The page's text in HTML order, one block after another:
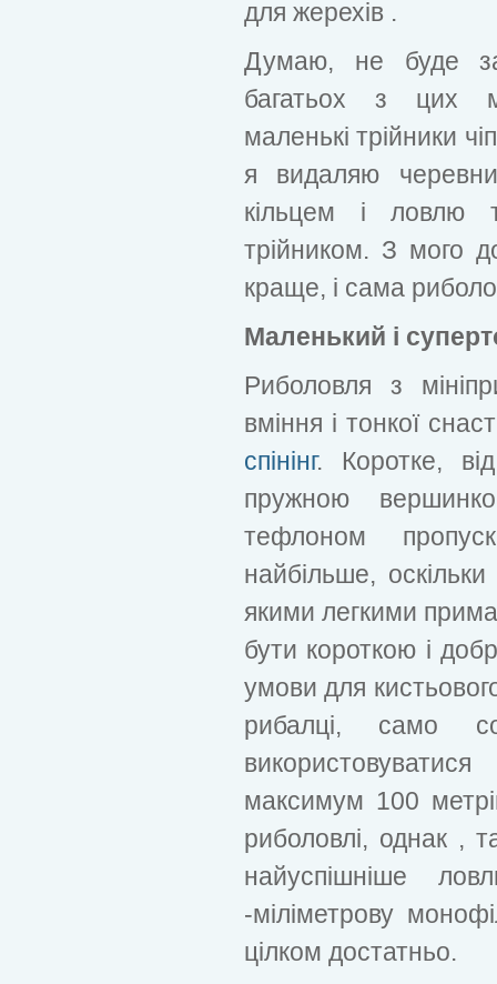
для жерехів .
Думаю, не буде
багатьох з цих
маленькі трійники
я видаляю
кільцем і ловлю
трійником. З мого
краще, і сама
Маленький і
Риболовля з
вміння і тонкої
спінінг. Коротке,
пружною
тефлоном
найбільше,
якими легкими
бути короткою і
умови для
рибалці, само
максимум 100
риболовлі, однак ,
найуспішніше
-міліметрову
цілком достатньо.